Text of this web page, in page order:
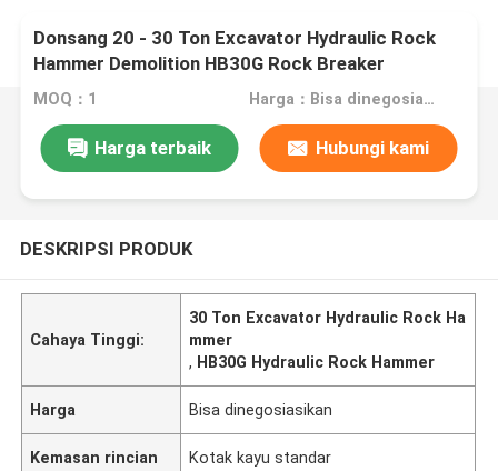
Donsang 20 - 30 Ton Excavator Hydraulic Rock
Hammer Demolition HB30G Rock Breaker
MOQ：1 Harga：Bisa dinegosiasikan
Harga terbaik Hubungi kami
DESKRIPSI PRODUK
Cahaya Tinggi:
30 Ton Excavator Hydraulic Rock Ha
mmer
, HB30G Hydraulic Rock Hammer
Harga Bisa dinegosiasikan
Kemasan rincian Kotak kayu standar